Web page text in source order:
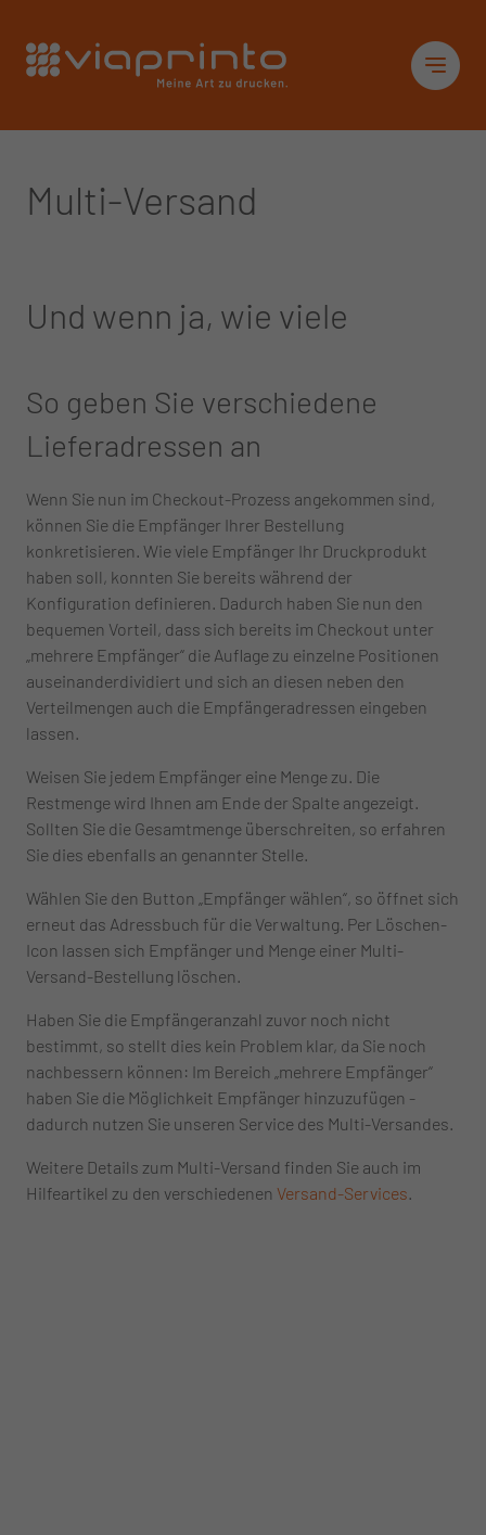
Multi-Versand
Und wenn ja, wie viele
So geben Sie verschiedene
Lieferadressen an
Wenn Sie nun im Checkout-Prozess angekommen sind,
können Sie die Empfänger Ihrer Bestellung
konkretisieren. Wie viele Empfänger Ihr Druckprodukt
haben soll, konnten Sie bereits während der
Konfiguration definieren. Dadurch haben Sie nun den
bequemen Vorteil, dass sich bereits im Checkout unter
„mehrere Empfänger“ die Auflage zu einzelne Positionen
auseinanderdividiert und sich an diesen neben den
Verteilmengen auch die Empfängeradressen eingeben
lassen.
Weisen Sie jedem Empfänger eine Menge zu. Die
Restmenge wird Ihnen am Ende der Spalte angezeigt.
Sollten Sie die Gesamtmenge überschreiten, so erfahren
Sie dies ebenfalls an genannter Stelle.
Wählen Sie den Button „Empfänger wählen“, so öffnet sich
erneut das Adressbuch für die Verwaltung. Per Löschen-
Icon lassen sich Empfänger und Menge einer Multi-
Versand-Bestellung löschen.
Haben Sie die Empfängeranzahl zuvor noch nicht
bestimmt, so stellt dies kein Problem klar, da Sie noch
nachbessern können: Im Bereich „mehrere Empfänger“
haben Sie die Möglichkeit Empfänger hinzuzufügen -
dadurch nutzen Sie unseren Service des Multi-Versandes.
Weitere Details zum Multi-Versand finden Sie auch im
Hilfeartikel zu den verschiedenen Versand-Services.